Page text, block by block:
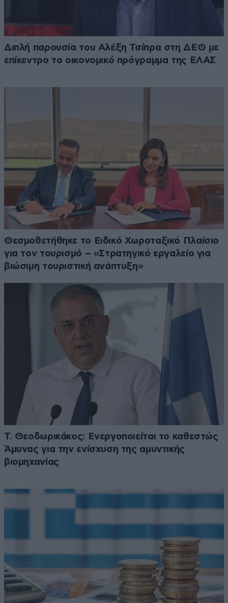
Διπλή παρουσία του Αλέξη Τσίπρα στη ΔΕΘ με
επίκεντρο το οικονομικό πρόγραμμα της ΕΛΑΣ
Θεσμοθετήθηκε το Ειδικό Χωροταξικό Πλαίσιο
για τον τουρισμό – «Στρατηγικό εργαλείο για
βιώσιμη τουριστική ανάπτυξη»
Τ. Θεοδωρικάκος: Ενεργοποιείται το καθεστώς
Άμυνας για την ενίσχυση της αμυντικής
βιομηχανίας